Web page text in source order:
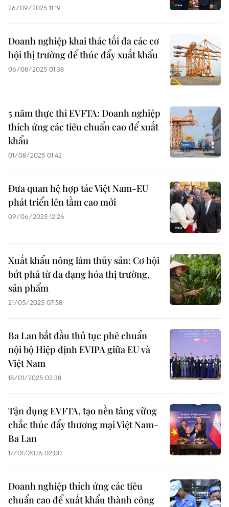
26/09/2025 11:19
Doanh nghiệp khai thác tối đa các cơ
hội thị trường để thúc đẩy xuất khẩu
06/08/2025 01:38
5 năm thực thi EVFTA: Doanh nghiệp
thích ứng các tiêu chuẩn cao để xuất
khẩu
01/08/2025 01:42
Đưa quan hệ hợp tác Việt Nam-EU
phát triển lên tầm cao mới
09/06/2025 12:26
Xuất khẩu nông lâm thủy sản: Cơ hội
bứt phá từ đa dạng hóa thị trường,
sản phẩm
21/05/2025 07:58
Ba Lan bắt đầu thủ tục phê chuẩn
nội bộ Hiệp định EVIPA giữa EU và
Việt Nam
18/01/2025 02:38
Tận dụng EVFTA, tạo nền tảng vững
chắc thúc đẩy thương mại Việt Nam-
Ba Lan
17/01/2025 02:00
Doanh nghiệp thích ứng các tiêu
chuẩn cao để xuất khẩu thành công